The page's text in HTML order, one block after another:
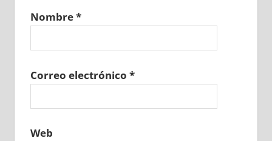
Nombre*
Correo electrónico *
Web